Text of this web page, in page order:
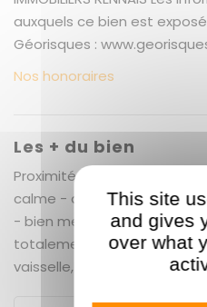
auxquels ce bien est
Géorisques :
Nos honoraires
Les + du bien
Proximité métro et
calme - ascenseur -
- bien meublé - nombreux
totalement équipée : four,
vaisselle, machine à laver,
This site
and gives
over what